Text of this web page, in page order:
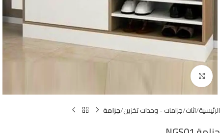
Click to enlarge
الرئيسية اثاث جزامات - وحدات تخزين جزامة